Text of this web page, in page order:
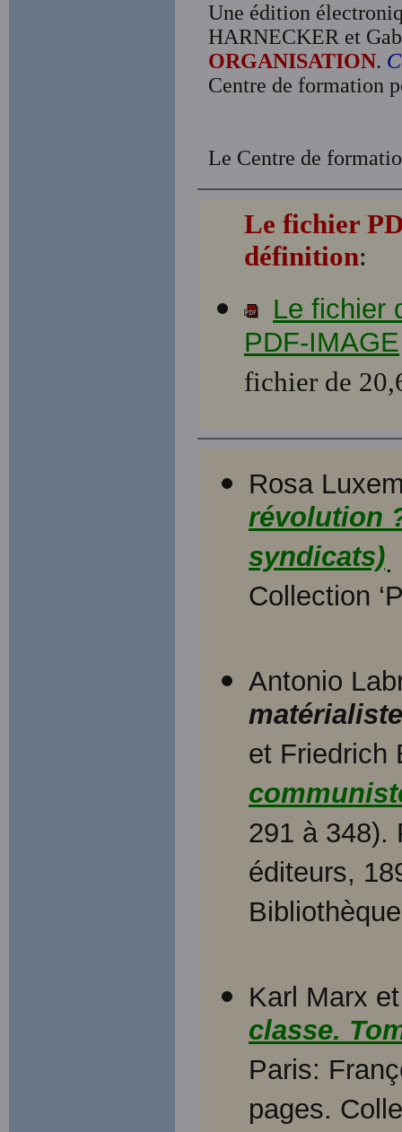
Une édition
HARNECKER et
ORGANISATION.
Centre de formation
Le Centre de
Le fichier
définition:
Le fichier
PDF-IMAGE
fichier de
Rosa
révolution
syndicats).
Collection
Antonio
et Friedrich
291 à 348).
éditeurs,
Karl Marx
classe.
Paris:
pages.